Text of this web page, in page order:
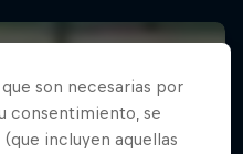
son necesarias por
consentimiento, se
incluyen aquellas